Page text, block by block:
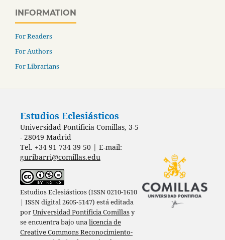
INFORMATION
For Readers
For Authors
For Librarians
Estudios Eclesiásticos
Universidad Pontificia Comillas, 3-5
- 28049 Madrid
Tel. +34 91 734 39 50 | E-mail:
guribarri@comillas.edu
Estudios Eclesiásticos (ISSN 0210-1610
| ISSN digital 2605-5147) está editada
porUniversidad Pontificia Comillasy
se encuentra bajo unalicencia de
Creative Commons Reconocimiento-